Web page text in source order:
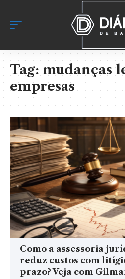
Tag:mudanças
empresas
Como a assessoria
reduz custos com
prazo? Veja com